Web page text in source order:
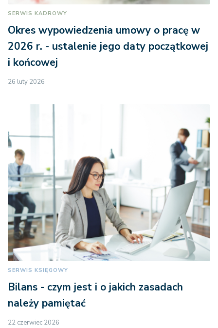
SERWIS KADROWY
Okres wypowiedzenia umowy o pracę w
2026 r. - ustalenie jego daty początkowej
i końcowej
26 luty 2026
SERWIS KSIĘGOWY
Bilans - czym jest i o jakich zasadach
należy pamiętać
22 czerwiec 2026